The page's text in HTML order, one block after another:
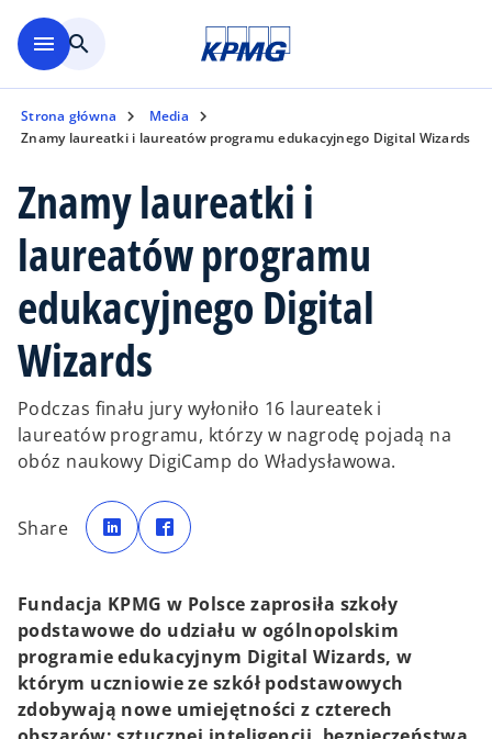
menu search
Strona główna
Media
Znamy laureatki i laureatów programu edukacyjnego Digital Wizards
Znamy laureatki i
laureatów programu
edukacyjnego Digital
Wizards
Podczas finału jury wyłoniło 16 laureatek i
laureatów programu, którzy w nagrodę pojadą na
obóz naukowy DigiCamp do Władysławowa.
Share
o
p
e
n
a
n
e
w
t
a
b
p
e
a
n
e
w
t
a
b
Fundacja KPMG w Polsce zaprosiła szkoły
podstawowe do udziału w ogólnopolskim
programie edukacyjnym Digital Wizards, w
którym uczniowie ze szkół podstawowych
zdobywają nowe umiejętności z czterech